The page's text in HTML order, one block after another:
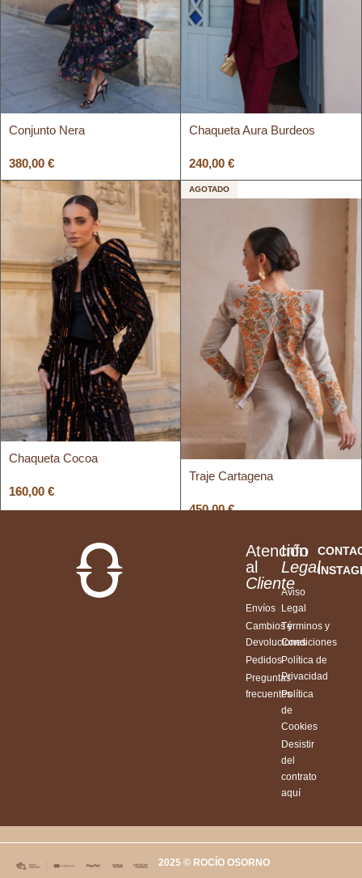
Conjunto Nera
380,00 €
Chaqueta Aura Burdeos
240,00€
Chaqueta Cocoa
160,00 €
AGOTADO
Traje Cartagena
450,00€
Atención
al
Cliente
Envíos
Cambios y
Devoluciones
Pedidos
Preguntas
frecuentes
Info
Legal
Aviso
Legal
Términos y
Condiciones
Política de
Privacidad
Política
de
Cookies
Desistir
del
contrato
aquí
2025 © ROCÍO OSORNO